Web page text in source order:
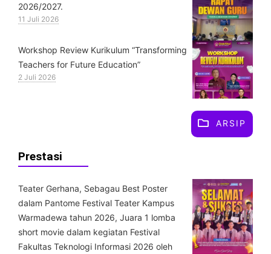
2026/2027.
11 Juli 2026
Workshop Review Kurikulum “Transforming
Teachers for Future Education”
2 Juli 2026
ARSIP
Prestasi
Teater Gerhana, Sebagau Best Poster
dalam Pantome Festival Teater Kampus
Warmadewa tahun 2026, Juara 1 lomba
short movie dalam kegiatan Festival
Fakultas Teknologi Informasi 2026 oleh